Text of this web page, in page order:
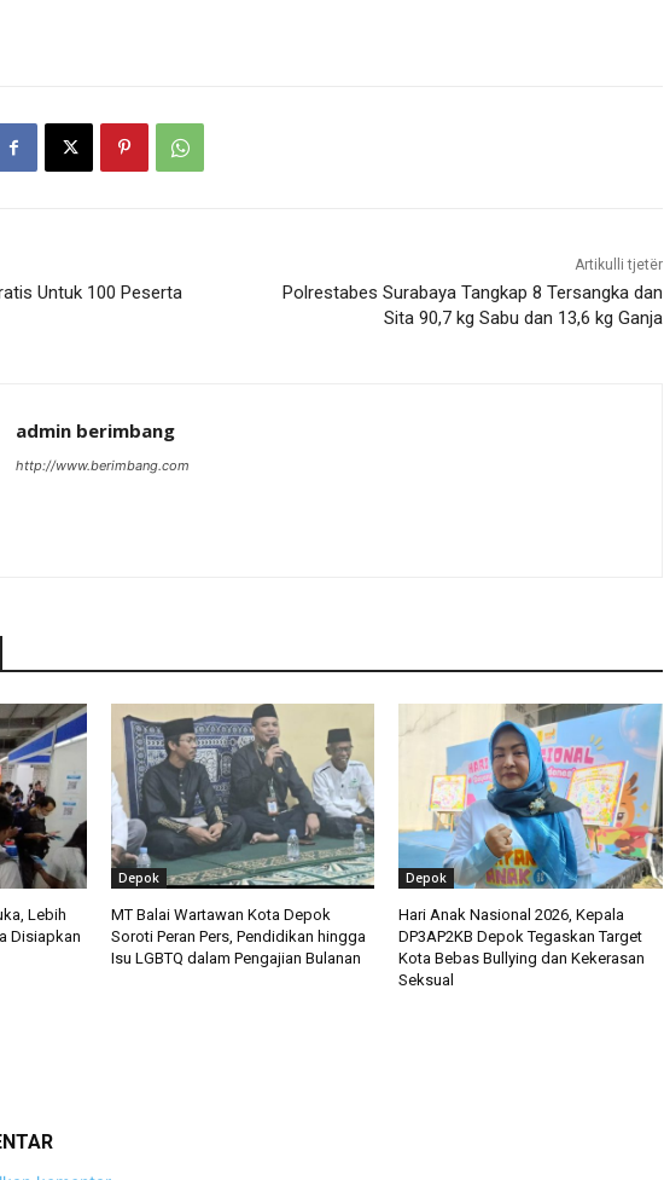
Untuk 100 Peserta
Artikulli tjetër
Polrestabes Surabaya Tangkap 8 Tersangka dan
Sita 90,7 kg Sabu dan 13,6 kg Ganja
admin berimbang
http://www.berimbang.com
Lebih
Disiapkan
Depok
MT Balai Wartawan Kota Depok
Soroti Peran Pers, Pendidikan hingga
Isu LGBTQ dalam Pengajian Bulanan
Depok
Hari Anak Nasional 2026, Kepala
DP3AP2KB Depok Tegaskan Target
Kota Bebas Bullying dan Kekerasan
Seksual